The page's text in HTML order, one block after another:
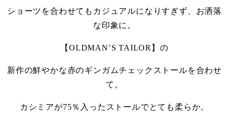
ショーツを合わせてもカジュアルになりすぎず、お洒落
な印象に。
【OLDMAN’S TAILOR】の
新作の鮮やかな赤のギンガムチェックストールを合わせ
て。
カシミアが75％入ったストールでとても柔らか。